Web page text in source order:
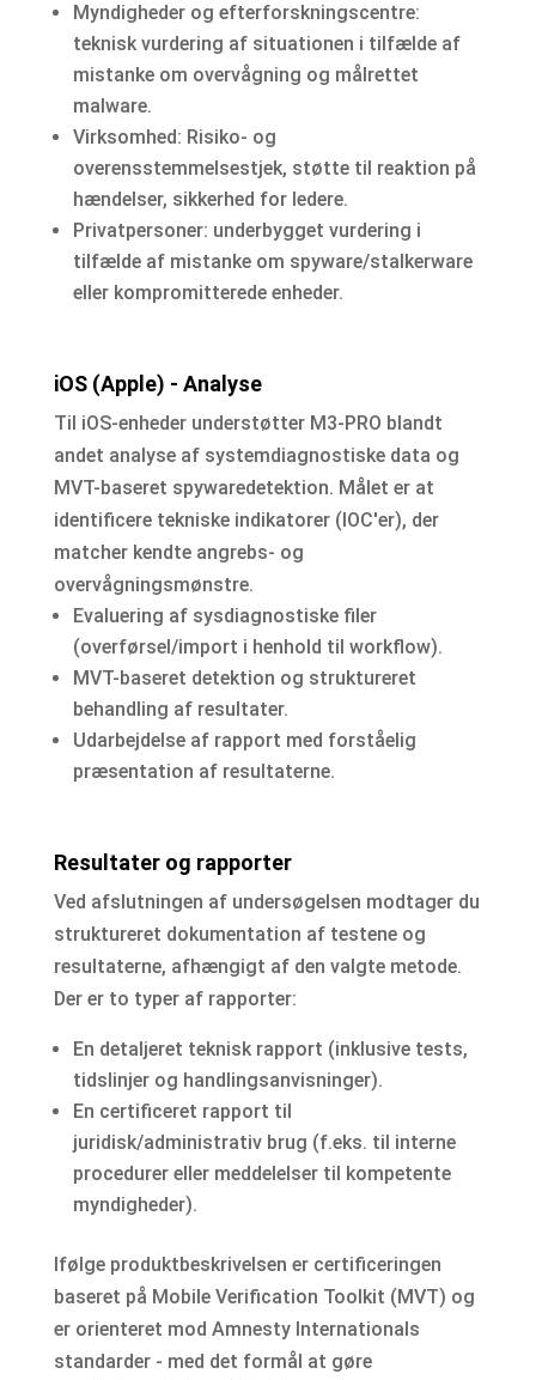
Myndigheder og efterforskningscentre:
teknisk vurdering af situationen i tilfælde af
mistanke om overvågning og målrettet
malware.
Virksomhed: Risiko- og
overensstemmelsestjek, støtte til reaktion på
hændelser, sikkerhed for ledere.
Privatpersoner: underbygget vurdering i
tilfælde af mistanke om spyware/stalkerware
eller kompromitterede enheder.
iOS (Apple) - Analyse
Til iOS-enheder understøtter M3-PRO blandt
andet analyse af systemdiagnostiske data og
MVT-baseret spywaredetektion. Målet er at
identificere tekniske indikatorer (IOC'er), der
matcher kendte angrebs- og
overvågningsmønstre.
Evaluering af sysdiagnostiske filer
(overførsel/import i henhold til workflow).
MVT-baseret detektion og struktureret
behandling af resultater.
Udarbejdelse af rapport med forståelig
præsentation af resultaterne.
Resultater og rapporter
Ved afslutningen af undersøgelsen modtager du
struktureret dokumentation af testene og
resultaterne, afhængigt af den valgte metode.
Der er to typer af rapporter:
En detaljeret teknisk rapport (inklusive tests,
tidslinjer og handlingsanvisninger).
En certificeret rapport til
juridisk/administrativ brug (f.eks. til interne
procedurer eller meddelelser til kompetente
myndigheder).
Ifølge produktbeskrivelsen er certificeringen
baseret på Mobile Verification Toolkit (MVT) og
er orienteret mod Amnesty Internationals
standarder - med det formål at gøre